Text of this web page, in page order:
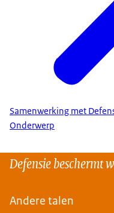
Samenwerking met
Onderwerp
Defensie beschermt
Andere talen